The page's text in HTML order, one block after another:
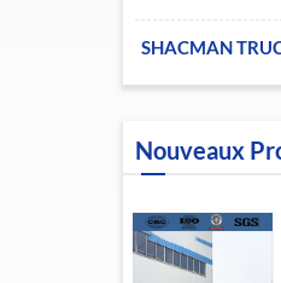
SHACMAN
Nouveaux